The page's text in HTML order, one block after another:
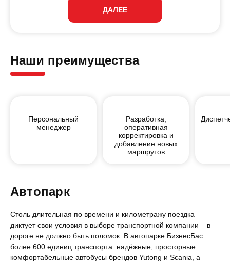
ДАЛЕЕ
Наши преимущества
Персональный
менеджер
Разработка,
оперативная
корректировка и
добавление новых
маршрутов
Автопарк
Столь длительная по времени и километражу поездка
диктует свои условия в выборе транспортной компании – в
дороге не должно быть поломок. В автопарке БизнесБас
более 600 единиц транспорта: надёжные, просторные
комфортабельные автобусы брендов Yutong и Scania, а